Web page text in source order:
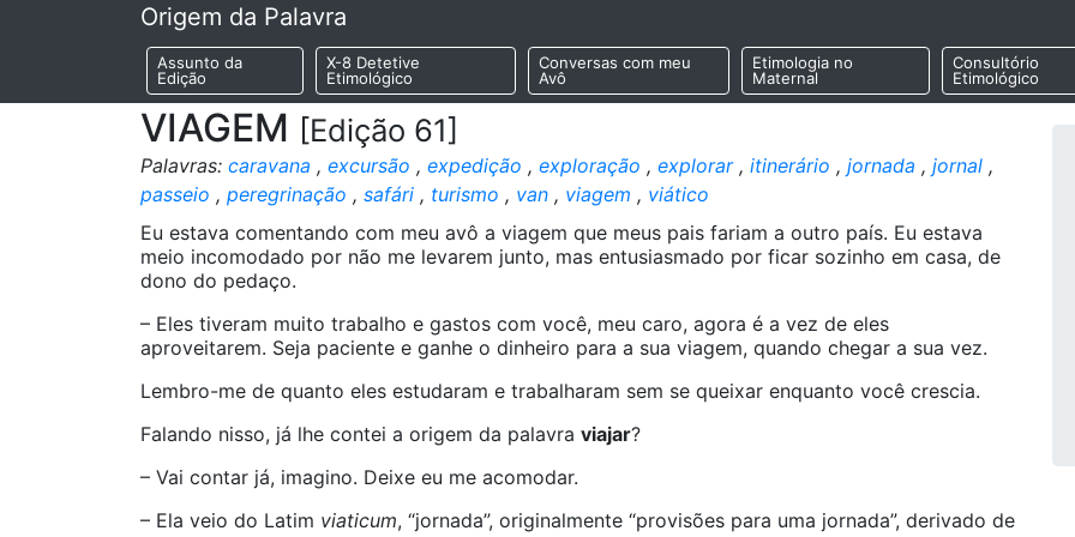
Origem da Palavra
Assunto da
Edição
X-8 Detetive
Etimológico
Conversas com meu
Avô
Etimologia no
Maternal
Consultório
Etimológico
VIAGEM [Edição 61]
Palavras: caravana , excursão , expedição , exploração , explorar, itinerário , jornada , jornal ,
passeio , peregrinação , safári , turismo , van , viagem , viático
Eu estava comentando com meu avô a viagem que meus pais fariam a outro país. Eu estava
meio incomodado por não me levarem junto, mas entusiasmado por ficar sozinho em casa, de
dono do pedaço.
– Eles tiveram muito trabalho e gastos com você, meu caro, agora é a vez de eles
aproveitarem. Seja paciente e ganhe o dinheiro para a sua viagem, quando chegar a sua vez.
Lembro-me de quanto eles estudaram e trabalharam sem se queixar enquanto você crescia.
Falando nisso, já lhe contei a origem da palavra viajar?
– Vai contar já, imagino. Deixe eu me acomodar.
– Ela veio do Latim viaticum, “jornada”, originalmente “provisões para uma jornada”, derivado de